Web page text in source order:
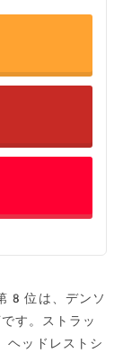
8位は、デンソ
す。ストラッ
ヘッドレストシ